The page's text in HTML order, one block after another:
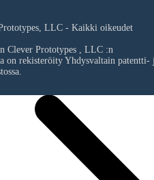
LLC - Kaikki oikeudet
Clever Prototypes , LLC:n
on rekisteröity Yhdysvaltain patentti-